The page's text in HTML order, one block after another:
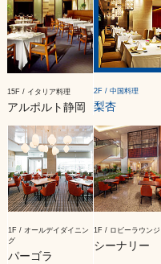
15F / イタリア料理
アルポルト静岡
2F / 中国料理
梨杏
1F / オールデイダイニン
グ
パーゴラ
1F / ロビーラウンジ
シーナリー